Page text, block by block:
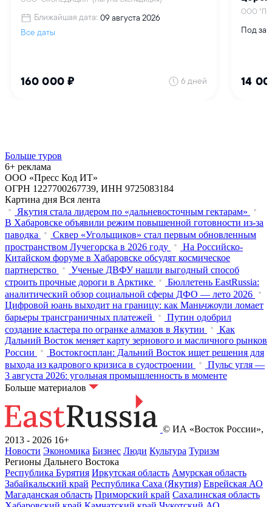
Больше туров
6+ реклама
ООО «Пресс Код ИТ»
ОГРН 1227700267739, ИНН 9725083184
Картина дня Вся лента
Якутия стала лидером по «дальневосточным гектарам»
В Хабаровске объявили режим повышенной готовности из‑за
паводка
Сквер «Угольщиков» стал первым обновленным
пространством Лучегорска в 2026 году
На Российско-
Китайском форуме в Хабаровске обсудят космическое
партнерство
Ученые ДВФУ нашли выгодный способ
строить прочные дороги в Арктике
Бюллетень EastRussia:
аналитический обзор социальной сферы ДФО — лето 2026
Цифровой юань выходит на границу: как Маньчжоули ломает
барьеры трансграничных платежей
Путин одобрил
создание кластера по огранке алмазов в Якутии
Как
Дальний Восток меняет карту зернового и масличного рынков
России
Востокгосплан: Дальний Восток ищет решения для
выхода из кадрового кризиса в судостроении
Пульс угля —
3 августа 2026: угольная промышленность в моменте
Больше материалов
© ИА «Восток России»,
2013 - 2026 16+
Новости Экономика Бизнес Люди Культура Туризм
Регионы Дальнего Востока
Республика Бурятия Иркутская область Амурская область
Забайкальский край Республика Саха (Якутия) Еврейская АО
Магаданская область Приморский край Сахалинская область